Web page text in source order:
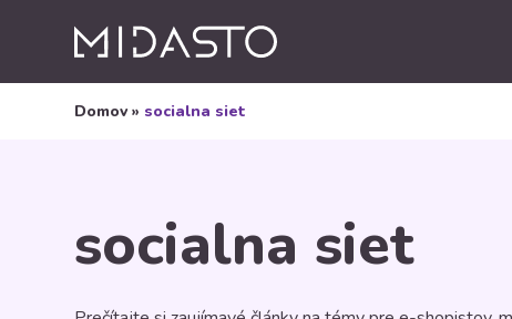
Domov » socialna siet
socialna siet